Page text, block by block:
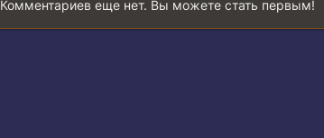
Комментариев еще нет. Вы можете стать первым!